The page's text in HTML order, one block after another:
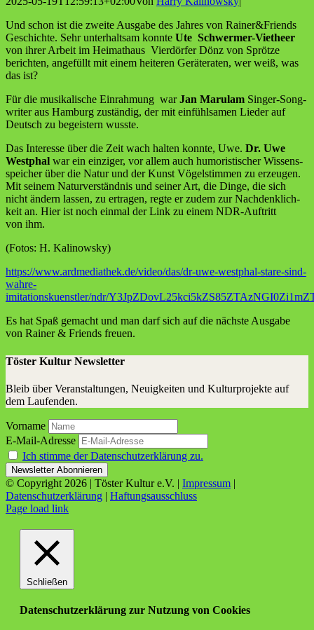
Und schon ist die zwei­te Aus­ga­be des Jah­res von Rainer&Friends
Geschich­te. Sehr unter­halt­sam konn­te Ute Schwer­mer-Vie­theer
von ihrer Arbeit im Hei­mat­haus Vier­dör­fer Dönz von Spröt­ze
berich­ten, ange­füllt mit einem hei­te­ren Gerä­te­ra­ten, wer weiß, was
das ist?
Für die musi­ka­li­sche Ein­rah­mung warJan Maru­lam Sin­ger-Song­
wri­ter aus Ham­burg zustän­dig, der mit ein­fühl­sa­men Lie­der auf
Deutsch zu begeis­tern wusste.
Das Inter­es­se über die Zeit wach hal­ten konn­te, Uwe. Dr. Uwe
West­phal war ein ein­zi­ger, vor allem auch humo­ris­ti­scher Wis­sens­
spei­cher über die Natur und der Kunst Vögel­stim­men zu erzeu­gen.
Mit sei­nem Natur­ver­ständ­nis und sei­ner Art, die Din­ge, die sich
nicht ändern las­sen, zu ertra­gen, reg­te er zudem zur Nach­denk­lich­
keit an. Hier ist noch ein­mal der Link zu einem NDR-Auf­tritt
von ihm.
(Fotos: H. Kalinowsky)
https://www.ardmediathek.de/video/das/dr-uwe-westphal-stare-sind-
wahre-
imitationskuenstler/ndr/
Es hat Spaß gemacht und man darf sich auf die nächs­te Aus­ga­be
von Rai­ner & Fri­ends freuen.
Töster Kultur Newsletter
Bleib über Veranstaltungen, Neuigkeiten und Kulturprojekte auf
dem Laufenden.
Vorname
E-Mail-Adresse
Ich stimme der Datenschutzerklärung zu.
© Copyright 2026 | Töster Kultur e.V. | Impressum |
Datenschutzerklärung | Haftungsausschluss
Facebook
X
Instagram
YouTube
Page load link
Schließen
Datenschutzerklärung zur Nutzung von Cookies